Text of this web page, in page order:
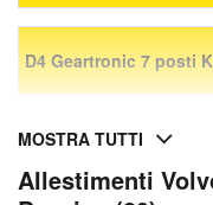
D4 Geartronic 7 posti
MOSTRA TUTTI
Allestimenti